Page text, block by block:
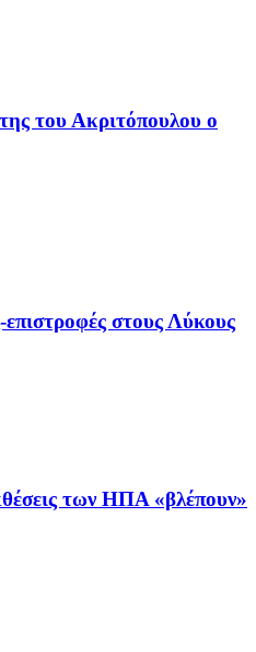
του Ακριτόπουλου ο
στους Λύκους
των ΗΠΑ «βλέπουν»